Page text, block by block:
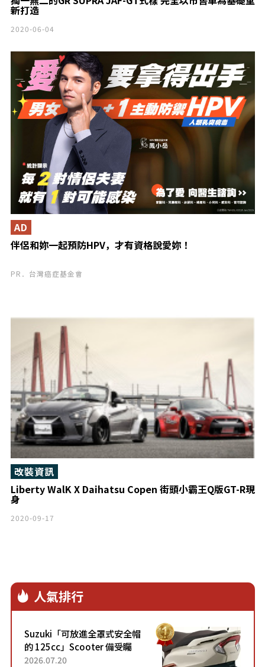
新打造
2020-06-04
伴侶和妳一起預防HPV，才有資格說愛妳！
AD
PR．台灣癌症基金會
Liberty WalK X Daihatsu Copen 街頭小霸王Q版GT-R現
身
改裝資訊
2020-09-17
人氣排行
Suzuki「可放進全罩式安全帽
的 125cc」Scooter 備受矚
目！採用全新流線設計與各項
2026.07.20